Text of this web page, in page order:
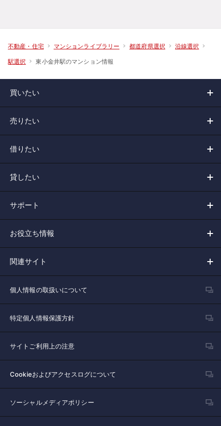
不動産・住宅 マンションライブラリー 都道府県選択 沿線選択
駅選択 東小金井駅のマンション情報
買いたい
売りたい
借りたい
貸したい
サポート
お役立ち情報
関連サイト
個人情報の取扱いについて
特定個人情報保護方針
サイトご利用上の注意
Cookieおよびアクセスログについて
ソーシャルメディアポリシー